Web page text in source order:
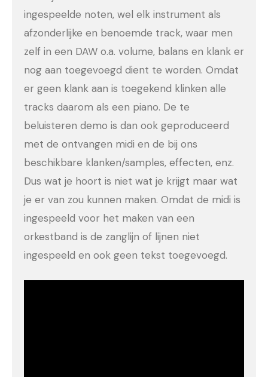
ingespeelde noten, wel elk instrument als
afzonderlijke en benoemde track, waar men
zelf in een DAW o.a. volume, balans en klank er
nog aan toegevoegd dient te worden. Omdat
er geen klank aan is toegekend klinken alle
tracks daarom als een piano. De te
beluisteren demo is dan ook geproduceerd
met de ontvangen midi en de bij ons
beschikbare klanken/samples, effecten, enz.
Dus wat je hoort is niet wat je krijgt maar wat
je er van zou kunnen maken. Omdat de midi is
ingespeeld voor het maken van een
orkestband is de zanglijn of lijnen niet
ingespeeld en ook geen tekst toegevoegd.